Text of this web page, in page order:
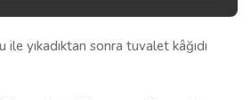
ile yıkadıktan sonra tuvalet kâğıdı